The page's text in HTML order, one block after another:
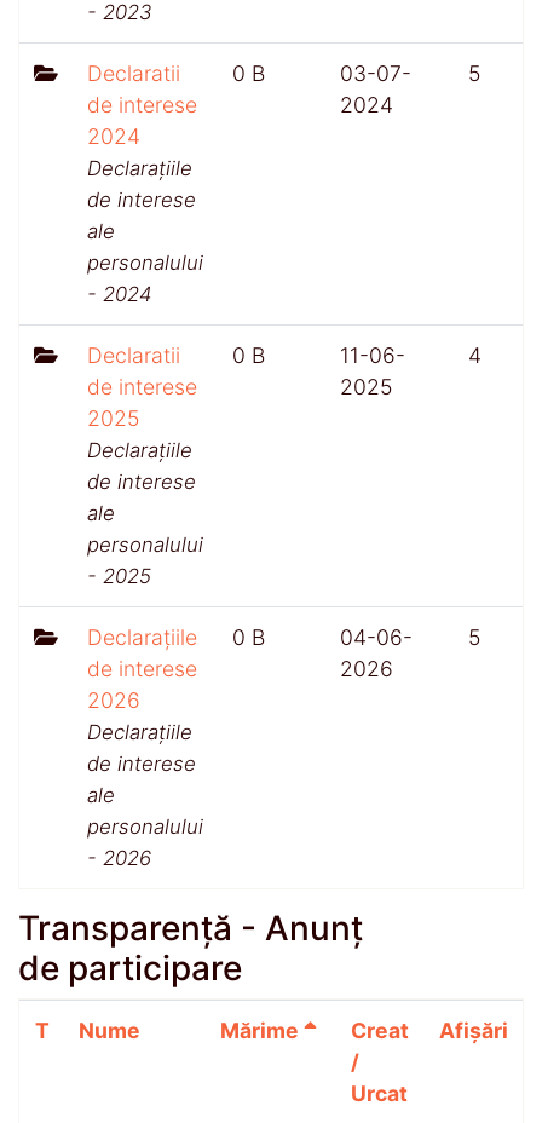
- 2023
Declaratii
de interese
2024
Declarațiile
de interese
ale
personalului
- 2024
0 B
03-07-
2024
5
Declaratii
de interese
2025
Declarațiile
de interese
ale
personalului
- 2025
0 B
11-06-
2025
4
Declarațiile
de interese
2026
Declarațiile
de interese
ale
personalului
- 2026
0 B
04-06-
2026
5
Transparență - Anunț
de participare
T Nume Mărime
Creat
/
Urcat
Afișări